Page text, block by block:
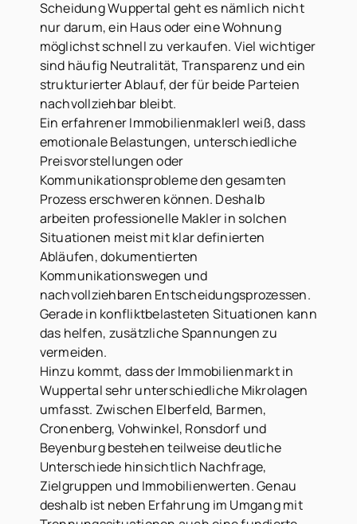
Scheidung Wuppertal geht es nämlich nicht
nur darum, ein Haus oder eine Wohnung
möglichst schnell zu verkaufen. Viel wichtiger
sind häufig Neutralität, Transparenz und ein
strukturierter Ablauf, der für beide Parteien
nachvollziehbar bleibt.
Ein erfahrener Immobilienmaklerl weiß, dass
emotionale Belastungen, unterschiedliche
Preisvorstellungen oder
Kommunikationsprobleme den gesamten
Prozess erschweren können. Deshalb
arbeiten professionelle Makler in solchen
Situationen meist mit klar definierten
Abläufen, dokumentierten
Kommunikationswegen und
nachvollziehbaren Entscheidungsprozessen.
Gerade in konfliktbelasteten Situationen kann
das helfen, zusätzliche Spannungen zu
vermeiden.
Hinzu kommt, dass der Immobilienmarkt in
Wuppertal sehr unterschiedliche Mikrolagen
umfasst. Zwischen Elberfeld, Barmen,
Cronenberg, Vohwinkel, Ronsdorf und
Beyenburg bestehen teilweise deutliche
Unterschiede hinsichtlich Nachfrage,
Zielgruppen und Immobilienwerten. Genau
deshalb ist neben Erfahrung im Umgang mit